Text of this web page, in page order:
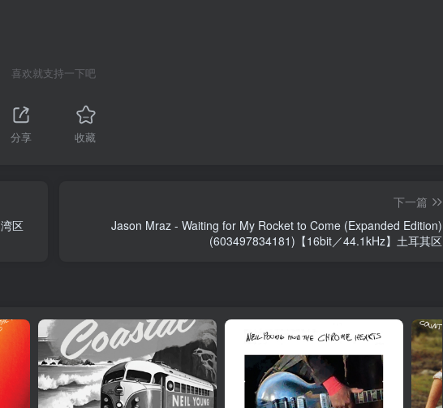
喜欢就支持一下吧
分享 收藏
区
下一篇
Jason Mraz - Waiting for My Rocket to Come (Expanded Edition)
(603497834181)【16bit／44.1kHz】土耳其区